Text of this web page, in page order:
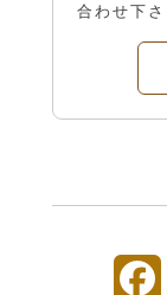
合わせ下さ